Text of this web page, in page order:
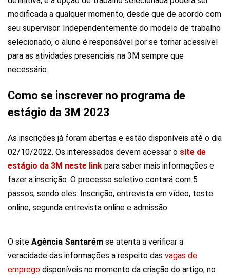
modificada a qualquer momento, desde que de acordo com
seu supervisor. Independentemente do modelo de trabalho
selecionado, o aluno é responsável por se tornar acessível
para as atividades presenciais na 3M sempre que
necessário.
Como se inscrever no programa de
estágio da 3M 2023
As inscrições já foram abertas e estão disponíveis até o dia
02/10/2022. Os interessados devem acessar o site de
estágio da 3M neste link para saber mais informações e
fazer a inscrição. O processo seletivo contará com 5
passos, sendo eles: Inscrição, entrevista em vídeo, teste
online, segunda entrevista online e admissão.
O site Agência Santarém se atenta a verificar a
veracidade das informações a respeito das vagas de
emprego disponíveis no momento da criação do artigo, no